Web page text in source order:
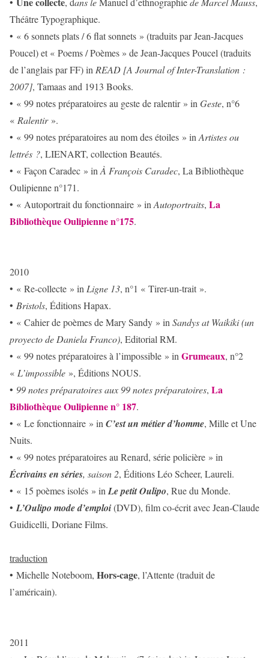
Théâtre Typographique.
• « 6 sonnets plats / 6 flat sonnets » (traduits par Jean-Jacques
Poucel) et « Poems / Poèmes » de Jean-Jacques Poucel (traduits
de l’anglais par FF) in READ [A Journal of Inter-Translation :
2007], Tamaas and 1913 Books.
• « 99 notes préparatoires au geste de ralentir » in Geste, n°6
« Ralentir ».
• « 99 notes préparatoires au nom des étoiles » in Artistes ou
lettrés ?, LIENART, collection Beautés.
• « Façon Caradec » in À François Caradec, La Bibliothèque
Oulipienne n°171.
• « Autoportrait du fonctionnaire » in Autoportraits, La
Bibliothèque Oulipienne n°175.
2010
• « Re-collecte » in Ligne 13, n°1 « Tirer-un-trait ».
• Bristols, Éditions Hapax.
• « Cahier de poèmes de Mary Sandy » in Sandys at Waikiki(un
proyecto de Daniela Franco), Editorial RM.
• « 99 notes préparatoires à l’impossible » in Grumeaux, n°2
« L’impossible », Éditions NOUS.
• 99 notes préparatoires aux 99 notes préparatoires, La
Bibliothèque Oulipienne n° 187.
• « Le fonctionnaire » in C’est un métier d’homme, Mille et Une
Nuits.
• « 99 notes préparatoires au Renard, série policière » in
Écrivains en séries, saison 2, Éditions Léo Scheer, Laureli.
• « 15 poèmes isolés » in Le petit Oulipo, Rue du Monde.
• L’Oulipo mode d’emploi(DVD), film co-écrit avec Jean-Claude
Guidicelli, Doriane Films.
traduction
• Michelle Noteboom, Hors-cage, l’Attente (traduit de
l’américain).
2011